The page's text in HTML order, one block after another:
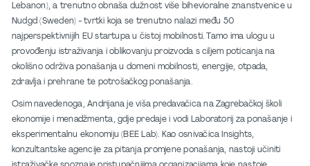
Lebanon), a trenutno obnaša dužnost više bihevioralne znanstvenice u
Nudgd (Sweden) - tvrtki koja se trenutno nalazi među 50
najperspektivnijih EU startupa u čistoj mobilnosti. Tamo ima ulogu u
provođenju istraživanja i oblikovanju proizvoda s ciljem poticanja na
okolišno održiva ponašanja u domeni mobilnosti, energije, otpada,
zdravlja i prehrane te potrošačkog ponašanja.
Osim navedenoga, Andrijana je viša predavačica na Zagrebačkoj školi
ekonomije i menadžmenta, gdje predaje i vodi Laboratorij za ponašanje i
eksperimentalnu ekonomiju (BEE Lab). Kao osnivačica Insights,
konzultantske agencije za pitanja promjene ponašanja, nastoji učiniti